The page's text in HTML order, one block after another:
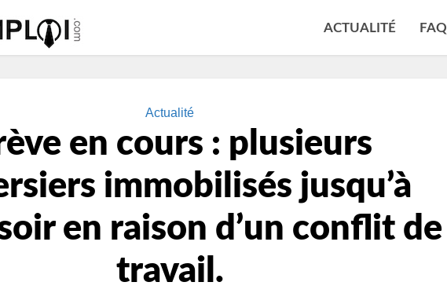
ACTUALITÉ FAQ
Actualité
en cours : plusieurs
immobilisés jusqu’à
en raison d’un conflit de
travail.